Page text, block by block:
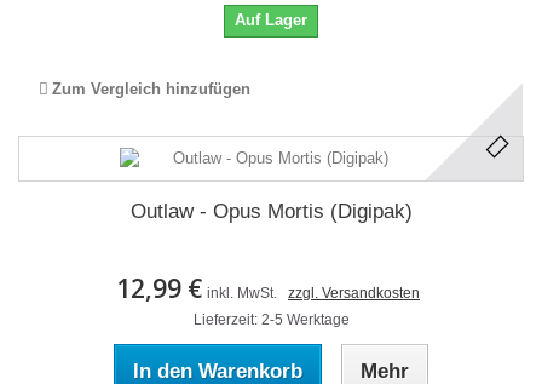
Auf Lager
Zum Vergleich hinzufügen
Outlaw - Opus Mortis (Digipak)
12,99 € inkl. MwSt.
zzgl. Versandkosten
Lieferzeit: 2-5 Werktage
In den Warenkorb Mehr